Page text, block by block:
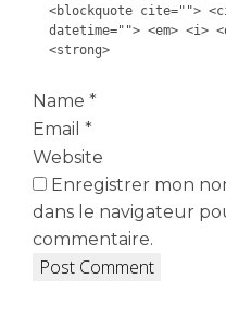
<blockquote cite="">
datetime=""> <em> <i>
<strong>
Name *
Email *
Website
Enregistrer mon
dans le navigateur
commentaire.